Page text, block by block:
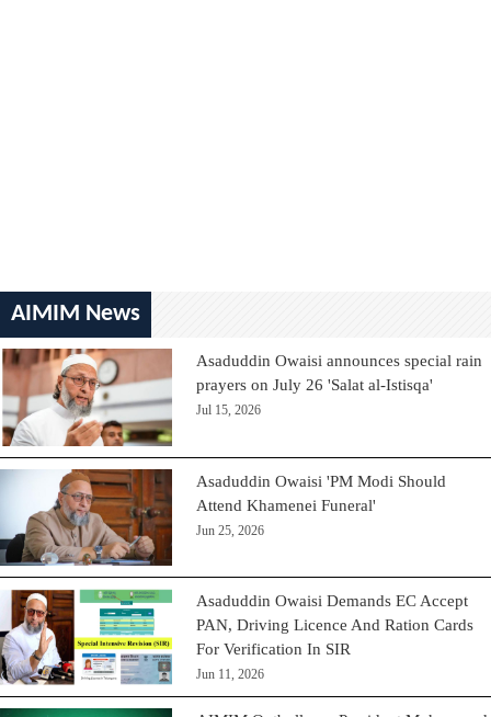
AIMIM News
Asaduddin Owaisi announces special rain
prayers on July 26 'Salat al-Istisqa'
Jul 15, 2026
Asaduddin Owaisi 'PM Modi Should
Attend Khamenei Funeral'
Jun 25, 2026
Asaduddin Owaisi Demands EC Accept
PAN, Driving Licence And Ration Cards
For Verification In SIR
Jun 11, 2026